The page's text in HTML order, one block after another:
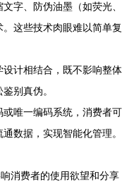
字、防伪油墨（如荧光、
这些技术肉眼难以简单复
设计相结合，既不影响整体
别真伪。
或唯一编码系统，消费者可
数据，实现智能化管理。
消费者的使用欲望和分享